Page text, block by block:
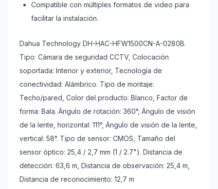
Compatible con múltiples formatos de video para
facilitar la instalación.
Dahua Technology DH-HAC-HFW1500CN-A-0280B.
Tipo: Cámara de seguridad CCTV, Colocación
soportada: Interior y exterior, Tecnología de
conectividad: Alámbrico. Tipo de montaje:
Techo/pared, Color del producto: Blanco, Factor de
forma: Bala. Ángulo de rotación: 360°, Ángulo de visión
de la lente, horizontal: 111°, Ángulo de visión de la lente,
vertical: 58°. Tipo de sensor: CMOS, Tamaño del
sensor óptico: 25,4 / 2,7 mm (1 / 2.7"). Distancia de
detección: 63,6 m, Distancia de observación: 25,4 m,
Distancia de reconocimiento: 12,7 m